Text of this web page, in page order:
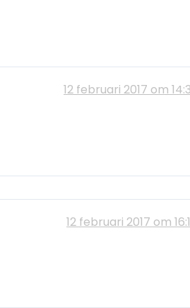
12 februari 2017 om
12 februari 2017 om